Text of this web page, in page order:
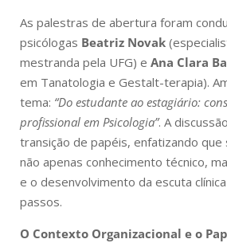
As palestras de abertura foram
psicólogas Beatriz Novak
mestranda pela UFG) e Ana Clara
em Tanatologia e Gestalt-terapia).
tema: “Do estudante ao estagiário:
profissional em Psicologia”. A
transição de papéis, enfatizando
não apenas conhecimento técnico,
e o desenvolvimento da escuta
passos.
O Contexto Organizacional e o